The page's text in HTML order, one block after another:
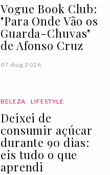
Vogue Book Club:
"Para Onde Vão os
Guarda-Chuvas"
de Afonso Cruz
07 Aug 2026
BELEZA LIFESTYLE
Deixei de
consumir açúcar
durante 90 dias:
eis tudo o que
aprendi